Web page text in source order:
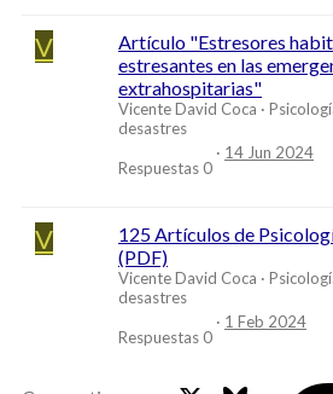
V
Artículo "Estresores
estresantes en las
extrahospitarias"
Vicente David Coca
desastres
Respuestas 0
14 Jun 2024
V
125 Artículos de
(PDF)
Vicente David Coca
desastres
Respuestas 0
1 Feb 2024